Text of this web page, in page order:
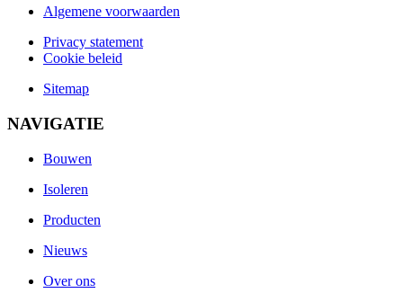
Algemene voorwaarden
Privacy statement
Cookie beleid
Sitemap
NAVIGATIE
Bouwen
Isoleren
Producten
Nieuws
Over ons